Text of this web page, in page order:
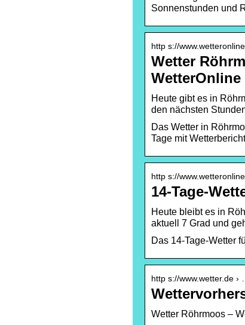
Sonnenstunden und
http s://
Wetter
WetterOnline
Heute gibt es in
den nächsten
Das Wetter in
Tage mit
http s://
14-Tage-
Heute bleibt es in
aktuell 7 Grad und
Das 14-Tage-Wetter
http s://www.wetter.de ›
Wetter Röhrmoos –